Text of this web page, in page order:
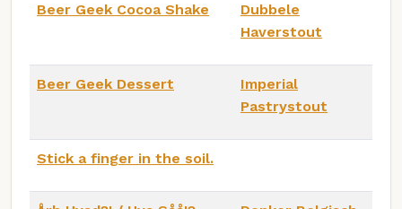
Beer Geek Cocoa Shake
Dubbele
Haverstout
Beer Geek Dessert
Imperial
Pastrystout
Stick a finger in the soil.